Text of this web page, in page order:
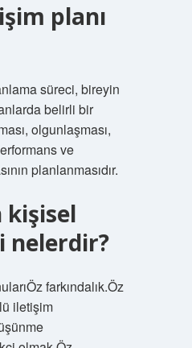
planı
süreci, bireyin
belirli bir
olgunlaşması,
ve
planlanmasıdır.
kişisel
nelerdir?
farkındalık.Öz
iletişim